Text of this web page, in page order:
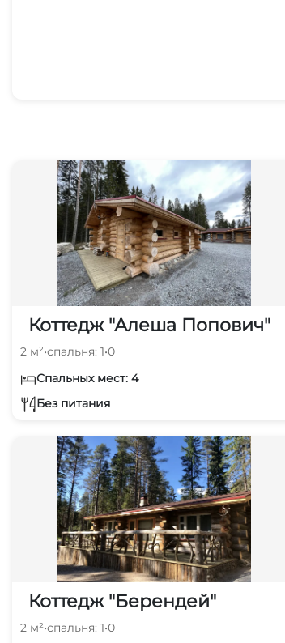
Коттедж "Алеша Попович"
2 м²•спальня: 1•0
Спальных мест: 4
Без питания
Коттедж "Берендей"
2 м²•спальня: 1•0